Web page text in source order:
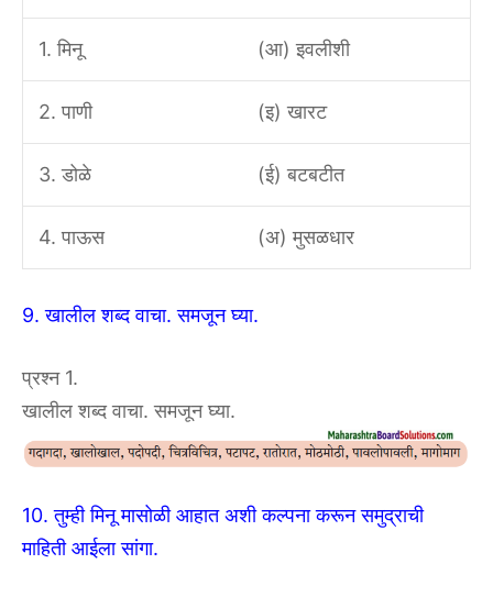
1. मिनू (आ) इवलीशी
2. पाणी (इ) खारट
3. डोळे (ई) बटबटीत
4. पाऊस (अ) मुसळधार
9. खालील शब्द वाचा. समजून घ्या.
प्रश्न 1.
खालील शब्द वाचा. समजून घ्या.
10. तुम्ही मिनू मासोळी आहात अशी कल्पना करून समुद्राची
माहिती आईला सांगा.